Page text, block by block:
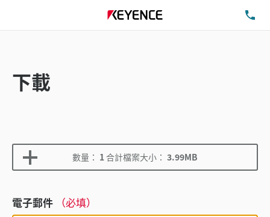
下載
數量： 1合計檔案大小： 3.99MB
電子郵件 （必填）